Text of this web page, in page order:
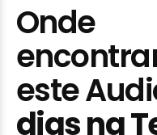
Onde
este
dias na